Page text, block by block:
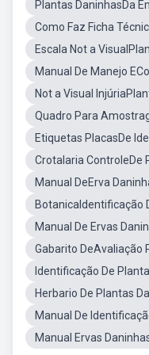
Plantas DaninhasDa
Como Faz Ficha
Escala Not a
Manual De Manejo
Not a Visual
Quadro Para
Etiquetas PlacasDe
Crotalaria ControleDe
Manual DeErva
BotanicaIdentificação
Manual De Ervas
Gabarito DeAvaliação
Identificação De
Herbario De Plantas
Manual De
Manual Ervas